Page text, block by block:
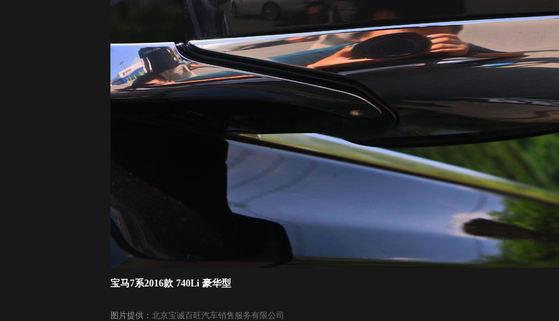
宝马7系2016款 740Li 豪华型
图片提供： 北京宝诚百旺汽车销售服务有限公司